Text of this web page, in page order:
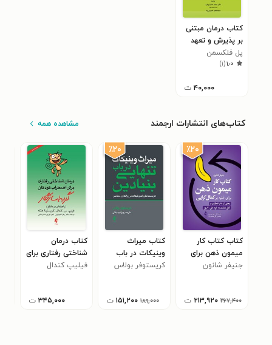
کتاب درمان مبتنی
بر پذیرش و تعهد
پل فلکسمن
۱٫۰(۱)
۴۰,۰۰۰ ت
کتاب‌های انتشارات ارجمند مشاهده همه
٪۲۰
کتاب کتاب کار
میمون ذهن برای
غلبه بر کمال گرایی
جنیفر شانون
۲۶۷,۴۰۰ ۲۱۳,۹۲۰ ت
٪۲۰
کتاب میراث
وینیکات در باب
تنهایی بنیادین
کریستوفر بولاس
۱۸۹,۰۰۰ ۱۵۱,۲۰۰ ت
کتاب درمان
شناختی رفتاری برای
اضطراب کودکان،
فیلیپ کندال
۳۴۵,۰۰۰ ت